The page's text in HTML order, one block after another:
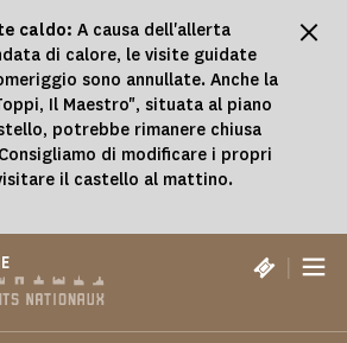
caldo: A causa dell'allerta
di calore, le visite guidate
sono annullate. Anche la
Il Maestro", situata al piano
potrebbe rimanere chiusa
di modificare i propri
il castello al mattino.
|